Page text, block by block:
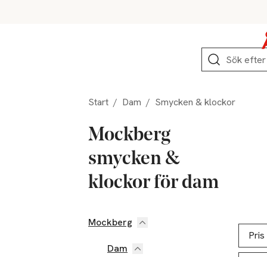
Sök
Start / Dam / Smycken & klockor
Mockberg
smycken &
klockor för dam
Hoppa till produktsidan
Mockberg
Dam
Pris
Lista